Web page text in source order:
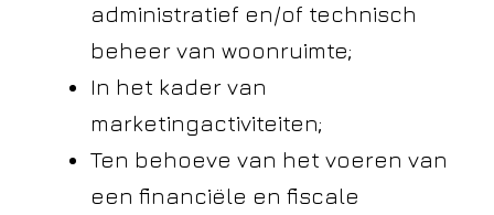
administratief en/of technisch
beheer van woonruimte;
In het kader van
marketingactiviteiten;
Ten behoeve van het voeren van
een financiële en fiscale